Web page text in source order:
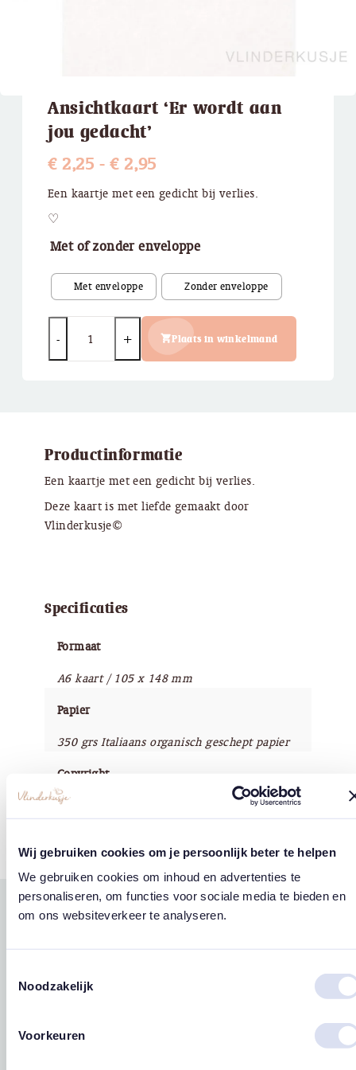
Wij gebruiken cookies om je persoonlijk beter te helpen
We gebruiken cookies om inhoud en advertenties te
personaliseren, om functies voor sociale media te bieden en
om ons websiteverkeer te analyseren.
Noodzakelijk
Voorkeuren
Ansichtkaart ‘Er wordt aan
jou gedacht’
€2,25 - €2,95Prijsklasse:
€ 2,25
€ 2,95
Een kaartje met een gedicht bij verlies.
♡
Met of zonder enveloppe
Plaats in winkelmand
Productinformatie
Een kaartje met een gedicht bij verlies.
Deze kaart is met liefde gemaakt door
Vlinderkusje©
Specificaties
Formaat
A6 kaart / 105 x 148 mm
Papier
350 grs Italiaans organisch geschept papier
Copyright
Vlinderkusje®
Gerelateerde
producten